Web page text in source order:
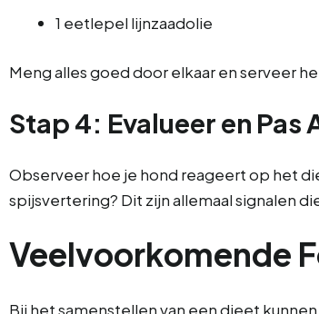
1 eetlepel lijnzaadolie
Meng alles goed door elkaar en serveer
Stap 4: Evalueer en Pas
Observeer hoe je hond reageert op het
spijsvertering? Dit zijn allemaal signalen
Veelvoorkomende
Bij het samenstellen van een dieet